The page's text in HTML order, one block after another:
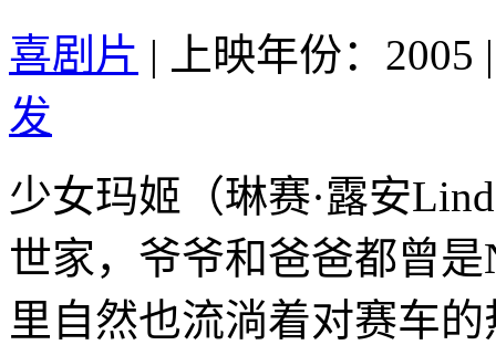
喜剧片 | 上映年份：2005 |
发
少女玛姬（琳赛·露安
世家，爷爷和爸爸都曾
里自然也流淌着对赛车